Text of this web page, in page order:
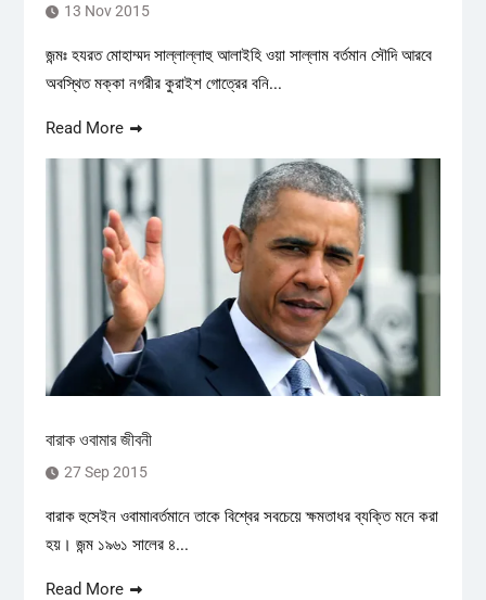
13 Nov 2015
জন্মঃ হযরত মোহাম্মদ সাল্লাল্লাহু আলাইহি ওয়া সাল্লাম বর্তমান সৌদি আরবে
অবস্থিত মক্কা নগরীর কুরাইশ গোত্রের বনি...
Read More
বারাক ওবামার জীবনী
27 Sep 2015
বারাক হুসেইন ওবামা৷বর্তমানে তাকে বিশ্বের সবচেয়ে ক্ষমতাধর ব্যক্তি মনে করা
হয়। জন্ম ১৯৬১ সালের ৪...
Read More